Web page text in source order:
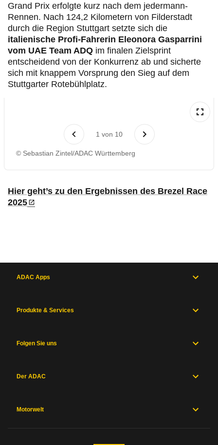
Grand Prix erfolgte kurz nach dem jedermann-
Rennen. Nach 124,2 Kilometern von Filderstadt
durch die Region Stuttgart setzte sich die
italienische Profi-Fahrerin Eleonora Gasparrini
vom UAE Team ADQ im finalen Zielsprint
entscheidend von der Konkurrenz ab und sicherte
sich mit knappem Vorsprung den Sieg auf dem
Stuttgarter Rotebühlplatz.
1 von 10
© Sebastian Zintel/ADAC Württemberg
Hier geht’s zu den Ergebnissen des Brezel Race
2025
ADAC Apps
Produkte & Services
Folgen Sie uns
Der ADAC
Motorwelt